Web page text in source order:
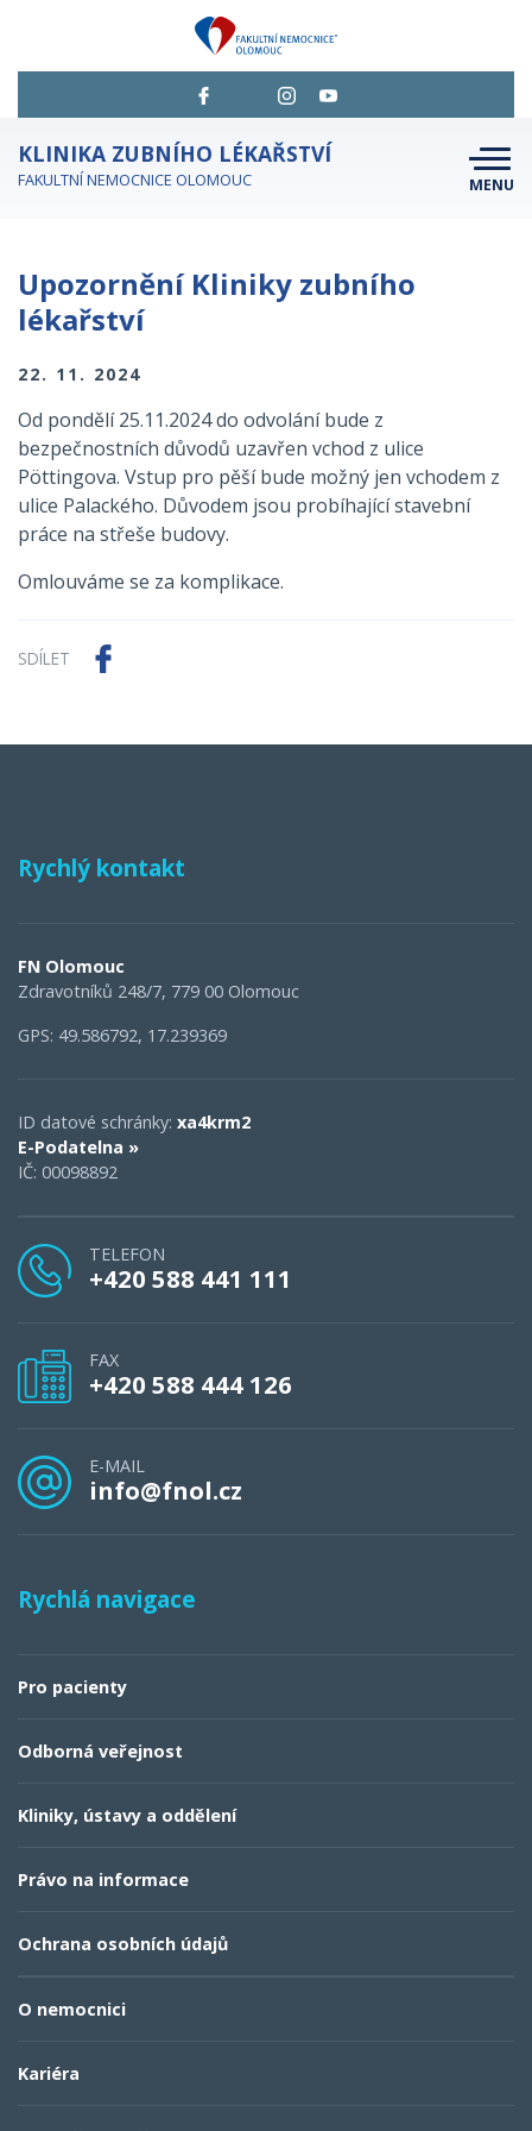
KLINIKA ZUBNÍHO LÉKAŘSTVÍ
FAKULTNÍ NEMOCNICE OLOMOUC MENU
AMBULANCE
JAK SE OBJEDNAT
PRO PACIENTY
PRO ODBORNÍKY A STUDENTY
KONTAKTNÍ INFORMACE
Upozornění Kliniky zubního
lékařství
22. 11. 2024
Od pondělí 25.11.2024 do odvolání bude z
bezpečnostních důvodů uzavřen vchod z ulice
Pöttingova. Vstup pro pěší bude možný jen vchodem z
ulice Palackého. Důvodem jsou probíhající stavební
práce na střeše budovy.
Omlouváme se za komplikace.
SDÍLET
Rychlý kontakt
FN Olomouc
Zdravotníků 248/7, 779 00 Olomouc
GPS: 49.586792, 17.239369
ID datové schránky: xa4krm2
E-Podatelna »
IČ: 00098892
TELEFON
+420 588 441 111
FAX
+420 588 444 126
E-MAIL
info@fnol.cz
Rychlá navigace
Pro pacienty
Odborná veřejnost
Kliniky, ústavy a oddělení
Právo na informace
Ochrana osobních údajů
O nemocnici
Kariéra